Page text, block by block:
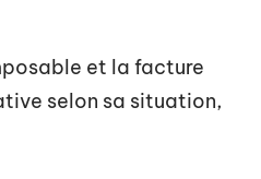
et la facture
selon sa situation,